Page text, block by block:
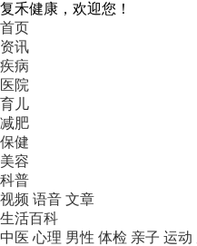
复禾健康，欢迎您！
首页
资讯
疾病
医院
育儿
减肥
保健
美容
科普
视频 语音 文章
生活百科
中医 心理 男性 体检 亲子 运动